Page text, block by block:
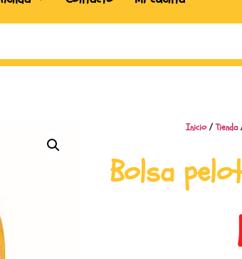
Inicio/Tienda
Bolsa